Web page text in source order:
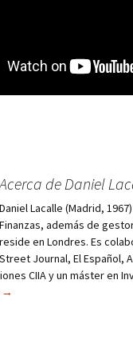
Acerca de Daniel
Daniel Lacalle (Madrid,
Finanzas, además de
reside en Londres. Es
Street Journal, El Español,
CIIA y un máster en
→